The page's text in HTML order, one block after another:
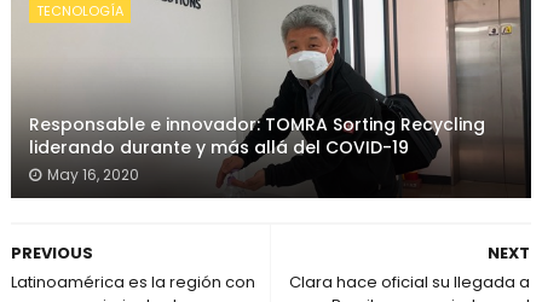
TECNOLOGÍA
Responsable e innovador: TOMRA Sorting Recycling
liderando durante y más allá del COVID-19
May 16, 2020
NEXT
Clara hace oficial su llegada a
PREVIOUS
Latinoamérica es la región con